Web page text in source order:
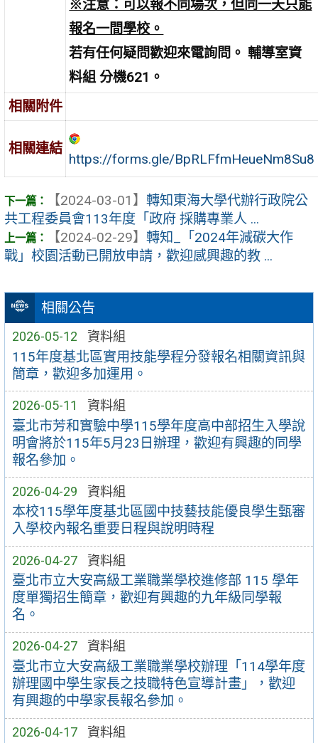
相關公告
2026-05-12 資料組
115年度基北區實用技能學程分發報名相關資訊與
簡章，歡迎多加運用。
2026-05-11 資料組
臺北市芳和實驗中學115學年度高中部招生入學說
明會將於115年5月23日辦理，歡迎有興趣的同學
報名參加。
2026-04-29 資料組
本校115學年度基北區國中技藝技能優良學生甄審
入學校內報名重要日程與說明時程
2026-04-27 資料組
臺北市立大安高級工業職業學校進修部 115 學年
度單獨招生簡章，歡迎有興趣的九年級同學報
名。
2026-04-27 資料組
臺北市立大安高級工業職業學校辦理「114學年度
辦理國中學生家長之技職特色宣導計畫」，歡迎
有興趣的中學家長報名參加。
2026-04-17 資料組
※注意：可以報不同場次，但同一天只能
報名一間學校。
若有任何疑問歡迎來電詢問。 輔導室資
料組 分機621。
相關附件
相關連結
https://forms.gle/BpRLFfmHeueNm8Su8
【2024-03-01】 轉知東海大學代辦行政院公
共工程委員會113年度「政府 採購專業人 ...
【2024-02-29】 轉知_「2024年減碳大作
戰」校園活動已開放申請，歡迎感興趣的教 ...